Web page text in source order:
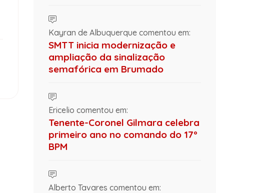
Kayran de Albuquerque comentou em:
SMTT inicia modernização e
ampliação da sinalização
semafórica em Brumado
Ericelio comentou em:
Tenente-Coronel Gilmara celebra
primeiro ano no comando do 17º
BPM
Alberto Tavares comentou em: